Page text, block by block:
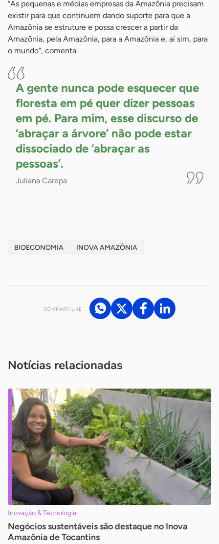
“As pequenas e médias empresas da Amazônia precisam
existir para que continuem dando suporte para que a
Amazônia se estruture e possa crescer a partir da
Amazônia, pela Amazônia, para a Amazônia e, aí sim, para
o mundo”, comenta.
A gente nunca pode esquecer que
floresta em pé quer dizer pessoas
em pé. Para mim, esse discurso de
‘abraçar a árvore’ não pode estar
dissociado de ‘abraçar as
pessoas’.
Juliana Carepa
BIOECONOMIA INOVA AMAZÔNIA
COMPARTILHE
Notícias relacionadas
Inovação & Tecnologia
Negócios sustentáveis são destaque no Inova
Amazônia de Tocantins